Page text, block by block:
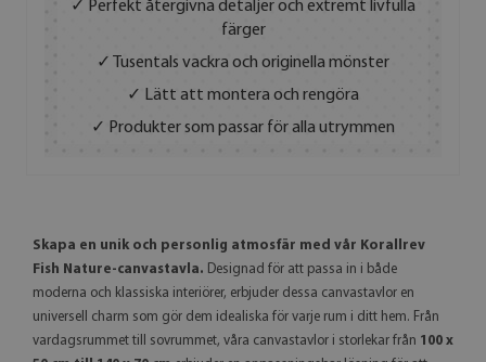
✓ Perfekt återgivna detaljer och extremt livfulla
färger
✓ Tusentals vackra och originella mönster
✓ Lätt att montera och rengöra
✓ Produkter som passar för alla utrymmen
Skapa en unik och personlig atmosfär med vår Korallrev
Fish Nature-canvastavla. Designad för att passa in i både
moderna och klassiska interiörer, erbjuder dessa canvastavlor en
universell charm som gör dem idealiska för varje rum i ditt hem. Från
vardagsrummet till sovrummet, våra canvastavlor i storlekar från 100 x